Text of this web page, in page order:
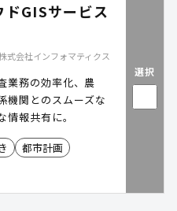
GISサービス
式会社インフォマティクス
業務の効率化、農
機関とのスムーズな
報共有に。
都市計画
選択